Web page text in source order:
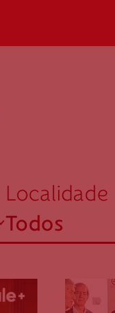
Comité Internacional
Localidade
Todos
Açores